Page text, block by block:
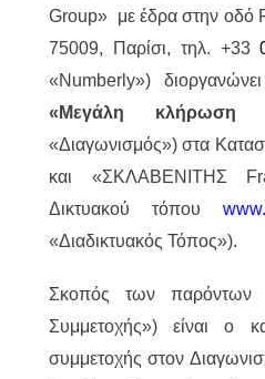
Group» με έδρα στην οδό
75009, Παρίσι, τηλ. +33
«Numberly»)
«Μεγάλη κλήρωση
«Διαγωνισμός») στα
και «ΣΚΛΑΒΕΝΙΤΗΣ
Δικτυακού τόπου
«Διαδικτυακός Τόπος»).
Σκοπός των παρόντων
Συμμετοχής») είναι ο
συμμετοχής στον